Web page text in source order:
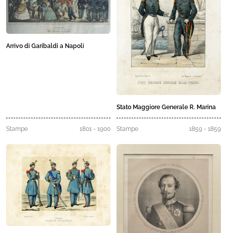
Arrivo di Garibaldi a Napoli
Stampe 1801 - 1900
Stato Maggiore Generale R. Marina
Stampe 1859 - 1859